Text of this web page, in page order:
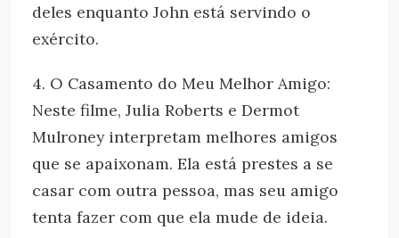
deles enquanto John está servindo o
exército.
4. O Casamento do Meu Melhor Amigo:
Neste filme, Julia Roberts e Dermot
Mulroney interpretam melhores amigos
que se apaixonam. Ela está prestes a se
casar com outra pessoa, mas seu amigo
tenta fazer com que ela mude de ideia.